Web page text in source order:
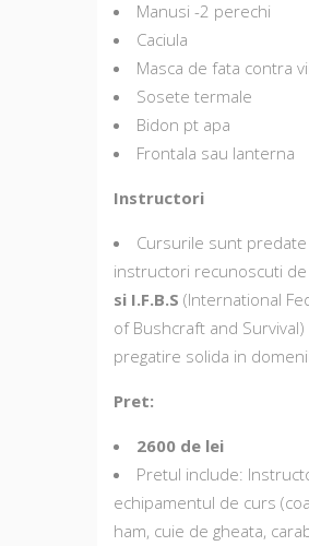
Manusi -2 perechi
Caciula
Masca de fata contra
Sosete termale
Bidon pt apa
Frontala sau lanterna
Instructori
Cursurile sunt
instructori recunoscuti de
si I.F.B.S (International
of Bushcraft and Survival)
pregatire solida in
Pret:
2600 de lei
Pretul include:
echipamentul de curs
ham, cuie de gheata,